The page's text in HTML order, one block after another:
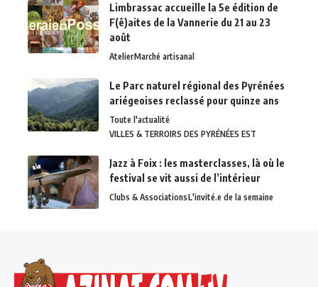
Limbrassac accueille la 5e édition de
F(ê)aites de la Vannerie du 21 au 23
août
AtelierMarché artisanal
Le Parc naturel régional des Pyrénées
ariégeoises reclassé pour quinze ans
Toute l'actualité
VILLES & TERROIRS DES PYRÉNÉES EST
Jazz à Foix : les masterclasses, là où le
festival se vit aussi de l’intérieur
Clubs & AssociationsL'invité.e de la semaine